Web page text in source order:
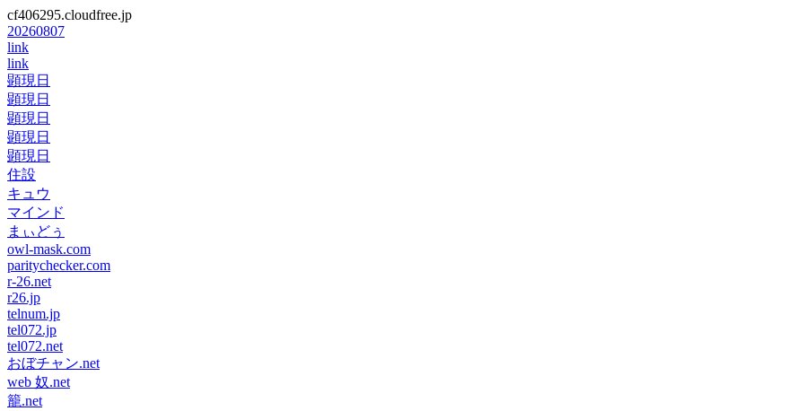
cf406295.cloudfree.jp
20260807
link
link
顕現日
顕現日
顕現日
顕現日
顕現日
住設
キュウ
マインド
まぃどぅ
owl-mask.com
paritychecker.com
r-26.net
r26.jp
telnum.jp
tel072.jp
tel072.net
おぼチャン.net
web 奴.net
籠.net